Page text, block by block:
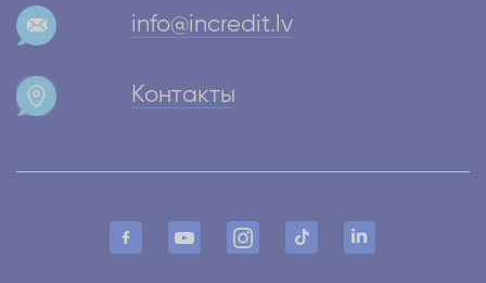
info@incredit.lv
Контакты